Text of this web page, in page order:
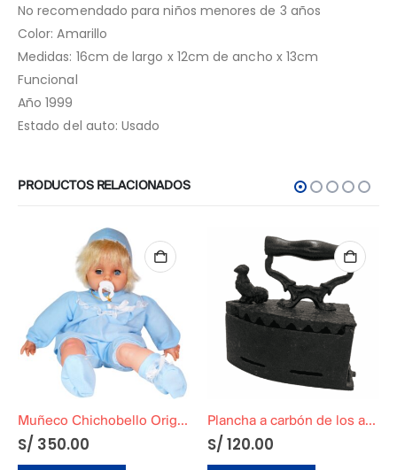
No recomendado para niños menores de 3 años
Color: Amarillo
Medidas: 16cm de largo x 12cm de ancho x 13cm
Funcional
Año 1999
Estado del auto: Usado
PRODUCTOS RELACIONADOS
Muñeco Chichobello Original Funcional
S/ 350.00
Plancha a carbón de los años 50 Color Negro
S/ 120.00